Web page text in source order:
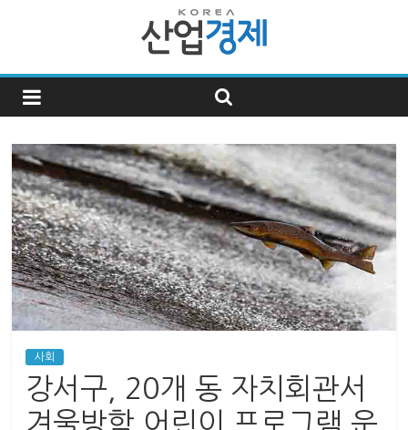
한
국
산
업
경
제
사회
강서구, 20개 동 자치회관서
겨울방학 어린이 프로그램 운